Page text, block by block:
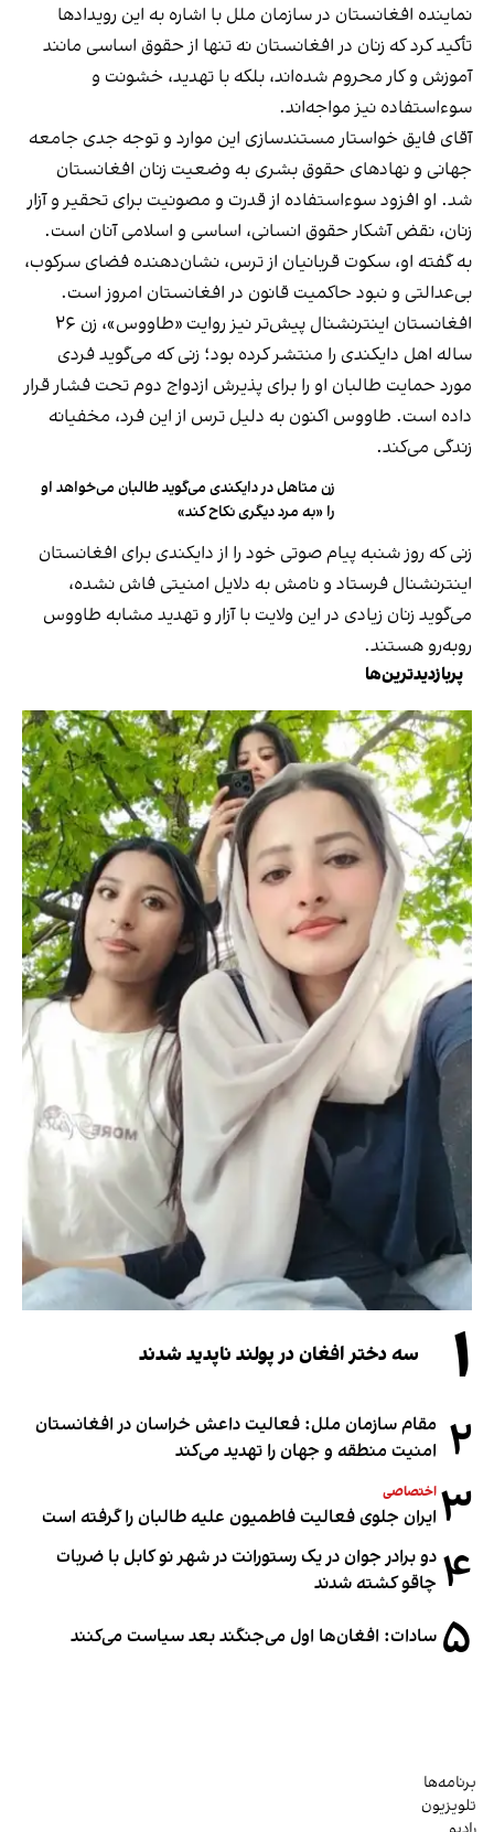
نماینده افغانستان در سازمان ملل با اشاره به این رویدادها
تأکید کرد که زنان در افغانستان نه تنها از حقوق اساسی مانند
آموزش و کار محروم شده‌اند، بلکه با تهدید، خشونت و
سوءاستفاده نیز مواجه‌اند.
آقای فایق خواستار مستندسازی این موارد و توجه جدی جامعه
جهانی و نهادهای حقوق بشری به وضعیت زنان افغانستان
شد. او افزود سوءاستفاده از قدرت و مصونیت برای تحقیر و آزار
زنان، نقض آشکار حقوق انسانی، اساسی و اسلامی آنان است.
به گفته او، سکوت قربانیان از ترس، نشان‌دهنده فضای سرکوب،
بی‌عدالتی و نبود حاکمیت قانون در افغانستان امروز است.
افغانستان اینترنشنال پیش‌تر نیز روایت «طاووس»، زن ۲۶
ساله اهل دایکندی را منتشر کرده بود؛ زنی که می‌گوید فردی
مورد حمایت طالبان او را برای پذیرش ازدواج دوم تحت فشار قرار
داده است. طاووس اکنون به دلیل ترس از این فرد، مخفیانه
زندگی می‌کند.
زن متاهل در دایکندی می‌گوید طالبان می‌خواهد او
را «به مرد دیگری نکاح کند»
زنی که روز شنبه پیام صوتی خود را از دایکندی برای افغانستان
اینترنشنال فرستاد و نامش به دلایل امنیتی فاش نشده،
می‌گوید زنان زیادی در این ولایت با آزار و تهدید مشابه طاووس
روبه‌رو هستند.
پربازدیدترین‌ها
۱ سه دختر افغان در پولند ناپدید شدند
۲ مقام سازمان ملل: فعالیت داعش خراسان در افغانستان
امنیت منطقه و جهان را تهدید می‌کند
۳ اختصاصی
ایران جلوی فعالیت فاطمیون علیه طالبان را گرفته است
۴ دو برادر جوان در یک رستورانت در شهر نو کابل با ضربات
چاقو کشته شدند
۵ سادات: افغان‌ها اول می‌جنگند بعد سیاست می‌کنند
برنامه‌ها
تلویزیون